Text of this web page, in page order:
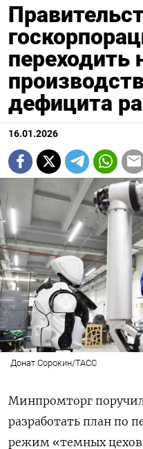
переходить
дефицита
16.01.2026
Донат Сорокин/ТАСС
Минпромторг
разработать план по
режим «темных